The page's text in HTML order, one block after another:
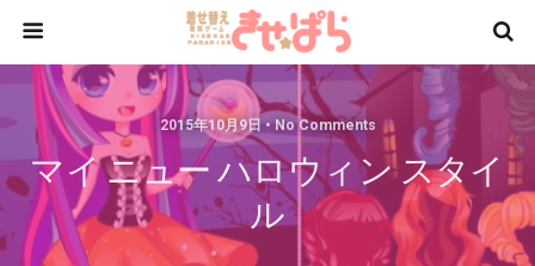
2015年10月9日 • No Comments
マイ ニュー ハロウィン スタイ
ル